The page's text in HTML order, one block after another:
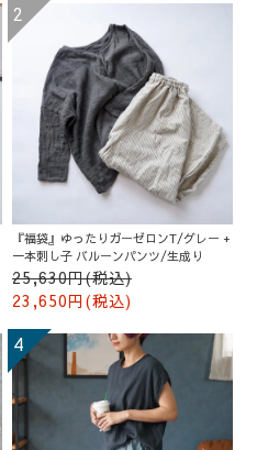
『福袋』ゆったりガーゼロンT/グレー +
一本刺し子 バルーンパンツ/生成り
25,630円(税込)
23,650円(税込)